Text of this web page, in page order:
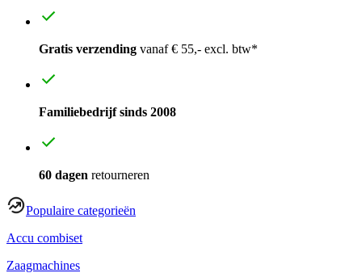
Gratis verzending vanaf € 55,- excl. btw*
Familiebedrijf sinds 2008
60 dagen retourneren
Populaire categorieën
Accu combiset
Zaagmachines